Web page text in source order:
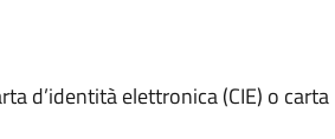
d’identità elettronica (CIE) o carta